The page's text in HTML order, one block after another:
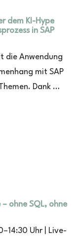
dem KI-Hype
in SAP
die Anwendung
mit SAP
Dank …
– ohne SQL, ohne
Uhr | Live-